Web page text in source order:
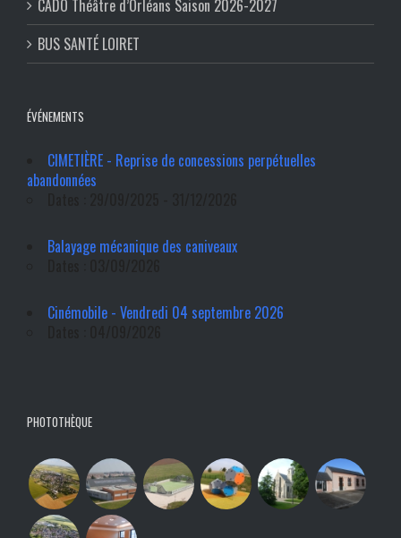
CADO Théâtre d’Orléans Saison 2026-2027
BUS SANTÉ LOIRET
ÉVÉNEMENTS
CIMETIÈRE - Reprise de concessions perpétuelles
abandonnées
Balayage mécanique des caniveaux
Cinémobile - Vendredi 04 septembre 2026
PHOTOTHÈQUE